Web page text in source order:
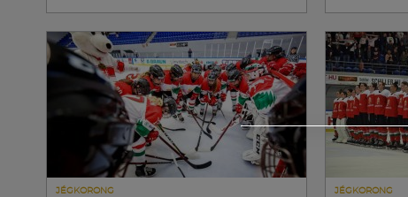
JÉGKORONG JÉGKORONG